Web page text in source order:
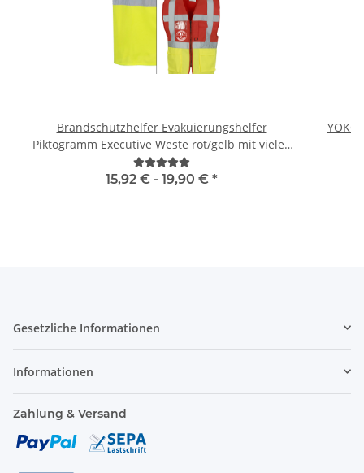
Brandschutzhelfer Evakuierungshelfer
Piktogramm Executive Weste rot/gelb mit vielen
Taschen S-3XL
15,92 € - 19,90 € *
Gesetzliche Informationen
Informationen
Zahlung & Versand